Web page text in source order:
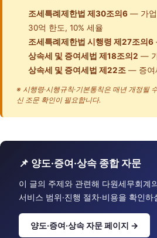
조세특례제한법 제30조의6 — 가업
30억 한도, 10% 세율
조세특례제한법 시행령 제27조의6
상속세 및 증여세법 제18조의2 —
상속세 및 증여세법 제22조 — 증여
※ 시행령·시행규칙·기본통칙은 매년 개정될
신 조문 확인이 필요합니다.
📌 양도·증여·상속 종합 자문
이 글의 주제와 관련해 다원세무회계
서비스 범위·진행 절차·비용을 확인
양도·증여·상속 자문 페이지 →